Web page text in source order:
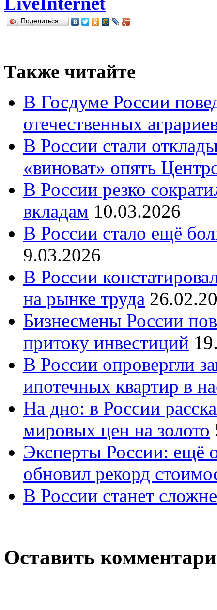
Поделиться…
Также читайте
В Госдуме России
отечественных
В России стали
«виноват» опять
В России резко
вкладам 10.03.2026
В России стало ещё
9.03.2026
В России
на рынке труда
Бизнесмены России
притоку инвестиций
В России опровергли
ипотечных квартир в
На дно: в России
мировых цен на золото
Эксперты России: ещё
обновил рекорд
В России станет
Оставить